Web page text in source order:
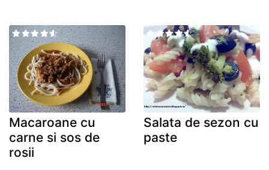
Macaroane cu
carne si sos de
rosii
Salata de sezon cu
paste